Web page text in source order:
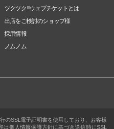
株式会社口座）
領収書または請求書を
ツクツク!!!ウェブチケットとは
出店をご検討のショップ様
採用情報
ノムノム
のSSL電子証明書を使用しており、お客様
は個人情報保護方針に基づき送信時にSSL